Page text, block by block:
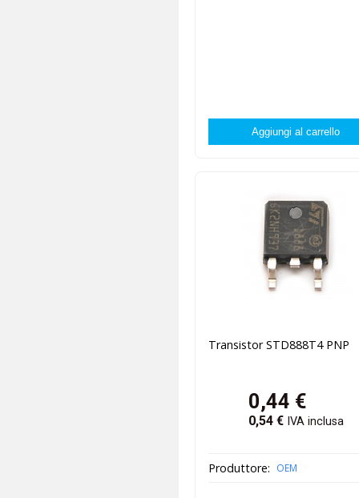
Transistor STD888T4 PNP
0,44 €
0,54€ IVA inclusa
Produttore: OEM